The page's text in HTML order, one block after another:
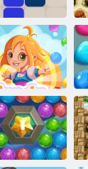
1212!
Candy Rain 4